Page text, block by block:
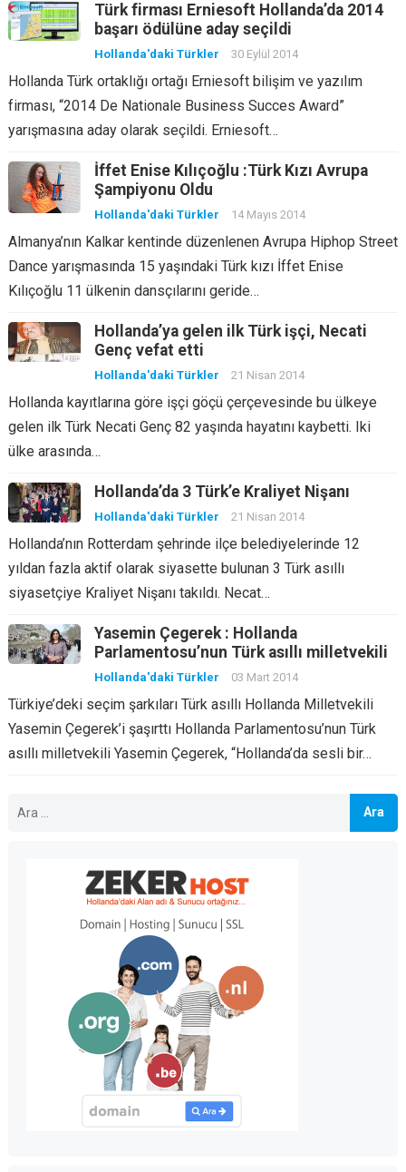
Türk firması Erniesoft Hollanda’da 2014
başarı ödülüne aday seçildi
Hollanda'daki Türkler 30 Eylül 2014
Hollanda Türk ortaklığı ortağı Erniesoft bilişim ve yazılım
firması, “2014 De Nationale Business Succes Award”
yarışmasına aday olarak seçildi. Erniesoft…
İffet Enise Kılıçoğlu :Türk Kızı Avrupa
Şampiyonu Oldu
Hollanda'daki Türkler 14 Mayıs 2014
Almanya’nın Kalkar kentinde düzenlenen Avrupa Hiphop Street
Dance yarışmasında 15 yaşındaki Türk kızı İffet Enise
Kılıçoğlu 11 ülkenin dansçılarını geride…
Hollanda’ya gelen ilk Türk işçi, Necati
Genç vefat etti
Hollanda'daki Türkler 21 Nisan 2014
Hollanda kayıtlarına göre işçi göçü çerçevesinde bu ülkeye
gelen ilk Türk Necati Genç 82 yaşında hayatını kaybetti. Iki
ülke arasında…
Hollanda’da 3 Türk’e Kraliyet Nişanı
Hollanda'daki Türkler 21 Nisan 2014
Hollanda’nın Rotterdam şehrinde ilçe belediyelerinde 12
yıldan fazla aktif olarak siyasette bulunan 3 Türk asıllı
siyasetçiye Kraliyet Nişanı takıldı. Necat…
Yasemin Çegerek : Hollanda
Parlamentosu’nun Türk asıllı milletvekili
Hollanda'daki Türkler 03 Mart 2014
Türkiye’deki seçim şarkıları Türk asıllı Hollanda Milletvekili
Yasemin Çegerek’i şaşırttı Hollanda Parlamentosu’nun Türk
asıllı milletvekili Yasemin Çegerek, “Hollanda’da sesli bir…